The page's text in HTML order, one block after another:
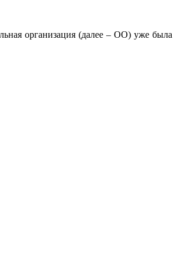
организация (далее – ОО) уже была